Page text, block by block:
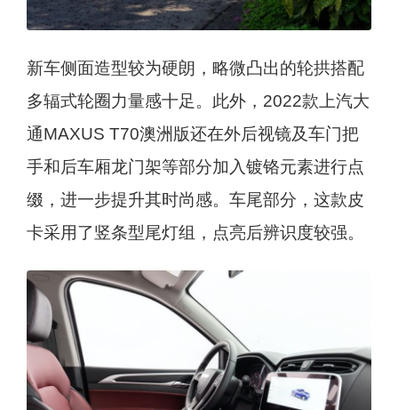
新车侧面造型较为硬朗，略微凸出的轮拱搭配
多辐式轮圈力量感十足。此外，2022款上汽大
通MAXUS T70澳洲版还在外后视镜及车门把
手和后车厢龙门架等部分加入镀铬元素进行点
缀，进一步提升其时尚感。车尾部分，这款皮
卡采用了竖条型尾灯组，点亮后辨识度较强。